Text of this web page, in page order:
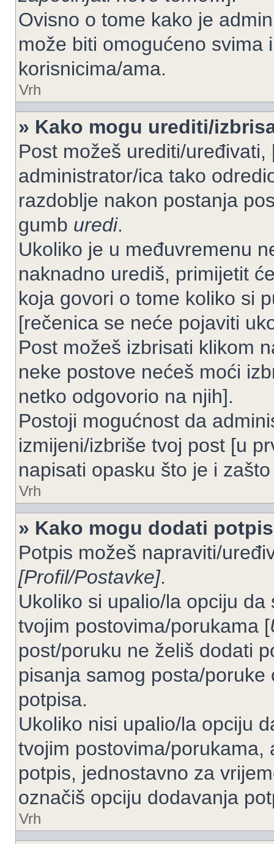
Ovisno o tome kako je
može biti omogućeno svima
korisnicima/ama.
Vrh
» Kako mogu urediti/
Post možeš urediti/
administrator/ica tako
razdoblje nakon postanja
gumb uredi.
Ukoliko je u međuvremenu
naknadno urediš, primijetit
koja govori o tome koliko si
[rečenica se neće pojaviti
Post možeš izbrisati klikom
neke postove nećeš moći
netko odgovorio na njih].
Postoji mogućnost da
izmijeni/izbriše tvoj post [u
napisati opasku što je i
Vrh
» Kako mogu dodati
Potpis možeš napraviti/
[Profil/Postavke].
Ukoliko si upalio/la opciju
tvojim postovima/porukama [
post/poruku ne želiš dodati
pisanja samog posta/
potpisa.
Ukoliko nisi upalio/la opciju
tvojim postovima/
potpis, jednostavno za
označiš opciju dodavanja
Vrh